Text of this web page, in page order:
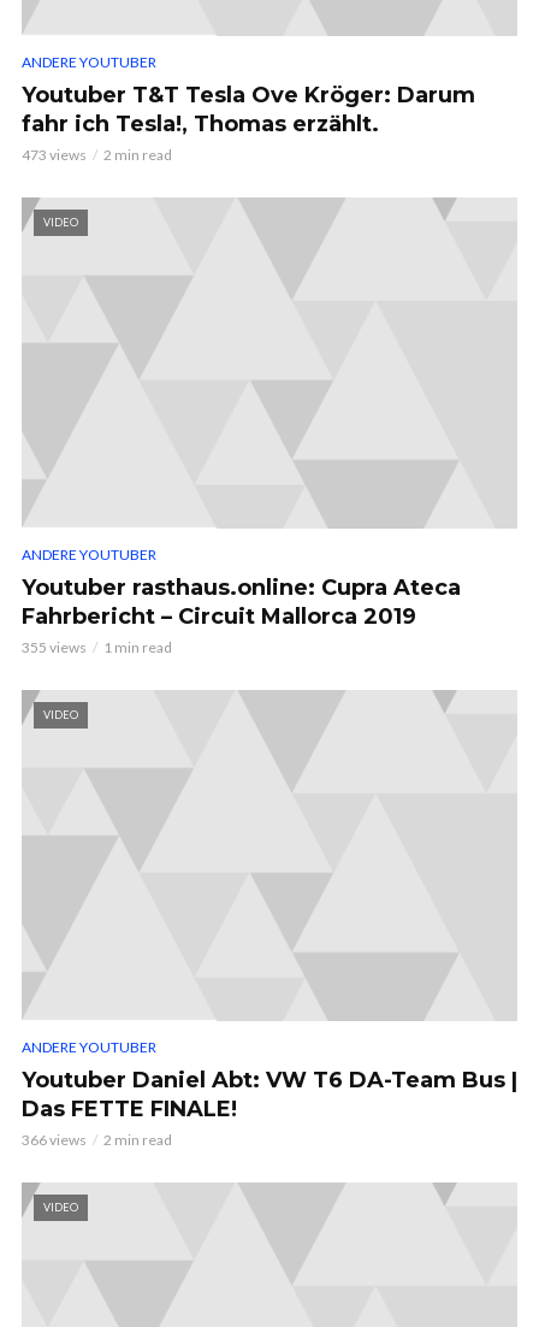
ANDERE YOUTUBER
Youtuber T&T Tesla Ove Kröger: Darum
fahr ich Tesla!, Thomas erzählt.
473 views 2 min read
VIDEO
ANDERE YOUTUBER
Youtuber rasthaus.online: Cupra Ateca
Fahrbericht – Circuit Mallorca 2019
355 views 1 min read
VIDEO
ANDERE YOUTUBER
Youtuber Daniel Abt: VW T6 DA-Team Bus |
Das FETTE FINALE!
366 views 2 min read
VIDEO